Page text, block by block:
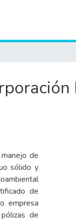
de
sólido y
de
empresa
de